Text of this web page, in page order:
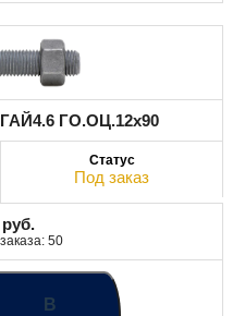
ГО.ОЦ.12x90
Под заказ
руб.
50
В